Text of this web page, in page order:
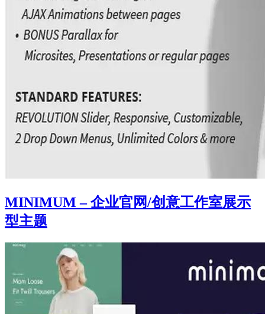
MINIMUM – 企业官网/创意工作室展示
型主题